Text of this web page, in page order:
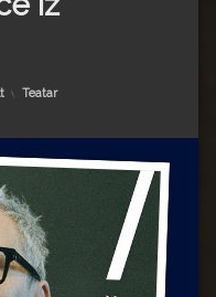
Kategorije:
Teatar